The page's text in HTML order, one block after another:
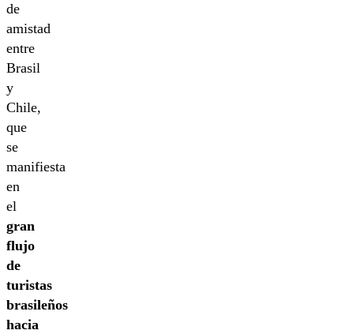
de
amistad
entre
Brasil
y
Chile,
que
se
manifiesta
en
el
gran
flujo
de
turistas
brasileños
hacia